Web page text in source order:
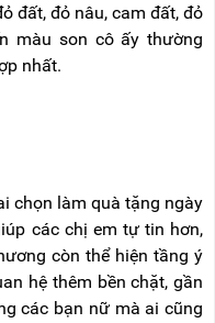
đất, đỏ nâu, cam đất, đỏ
màu son cô ấy thường
nhất.
chọn làm quà tặng ngày
các chị em tự tin hơn,
còn thể hiện tầng ý
hệ thêm bền chặt, gần
các bạn nữ mà ai cũng